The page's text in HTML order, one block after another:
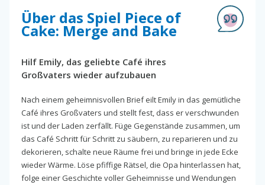
Über das Spiel Piece of
Cake: Merge and Bake
Hilf Emily, das geliebte Café ihres
Großvaters wieder aufzubauen
Nach einem geheimnisvollen Brief eilt Emily in das gemütliche
Café ihres Großvaters und stellt fest, dass er verschwunden
ist und der Laden zerfällt. Füge Gegenstände zusammen, um
das Café Schritt für Schritt zu säubern, zu reparieren und zu
dekorieren, schalte neue Räume frei und bringe in jede Ecke
wieder Wärme. Löse pfiffige Rätsel, die Opa hinterlassen hat,
folge einer Geschichte voller Geheimnisse und Wendungen